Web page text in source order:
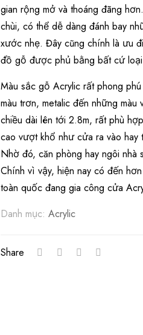
gian rộng mở và thoáng đãng
chùi, có thể dễ dàng đánh bay
xước nhẹ. Đây cũng chính là ưu
đồ gỗ được phủ bằng bất cứ loại
Màu sắc gỗ Acrylic rất phong
màu trơn, metalic đến những
chiều dài lên tới 2.8m, rất phù
cao vượt khổ như cửa ra vào
Nhờ đó, căn phòng hay ngôi nhà
Chính vì vậy, hiện nay có đến
toàn quốc đang gia công cửa
Danh mục: Acrylic
Share